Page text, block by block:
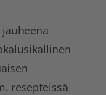
resepteissä